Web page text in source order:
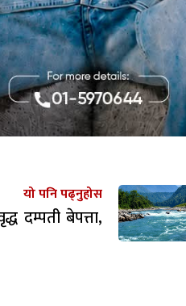
यो पनि पढ्नुहोस
दम्पती बेपत्ता,